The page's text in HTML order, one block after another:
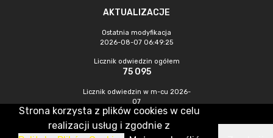
AKTUALIZACJE
Ostatnia modyfikacja
2026-08-07 06:49:25
Licznik odwiedzin ogółem
75 095
Licznik odwiedzin w m-cu 2026-
07
586
Strona korzysta z plików cookies w celu
realizacji usług i zgodnie z